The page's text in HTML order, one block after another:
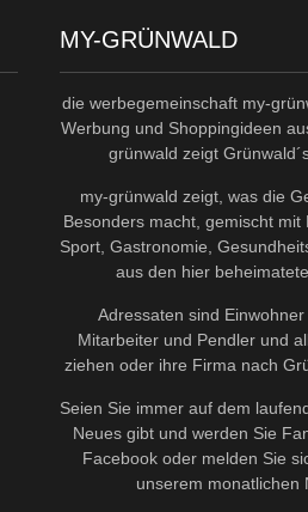
MY-GRÜNWALD
die werbegemeinschaft my-
Werbung und Shoppingideen
grünwald zeigt
my-grünwald zeigt, was die
Besonders macht, gemischt mit
Sport, Gastronomie,
aus den hier
Adressaten sind
Mitarbeiter und Pendler und
ziehen oder ihre Firma nach
Seien Sie immer auf dem
Neues gibt und werden Sie
Facebook oder melden Sie
unserem monatlichen